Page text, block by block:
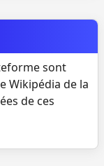
sont
Wikipédia de la
de ces